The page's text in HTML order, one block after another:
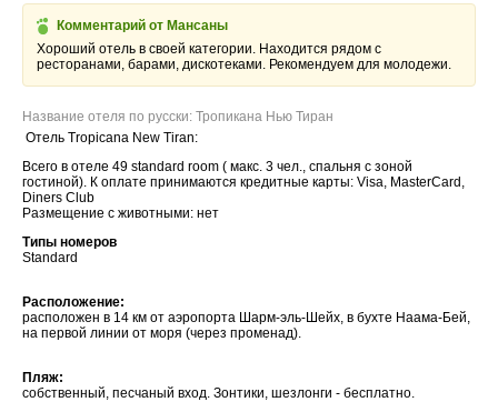
Комментарий от Мансаны
Хороший отель в своей категории. Находится рядом с
ресторанами, барами, дискотеками. Рекомендуем для молодежи.
Название отеля по русски: Тропикана Нью Тиран
Отель Tropicana New Tiran:
Всего в отеле 49 standard room ( макс. 3 чел., спальня с зоной
гостиной). К оплате принимаются кредитные карты: Visa, MasterCard,
Diners Club
Размещение с животными: нет
Типы номеров
Standard
Расположение:
расположен в 14 км от аэропорта Шарм-эль-Шейх, в бухте Наама-Бей,
на первой линии от моря (через променад).
Пляж:
собственный, песчаный вход. Зонтики, шезлонги - бесплатно.